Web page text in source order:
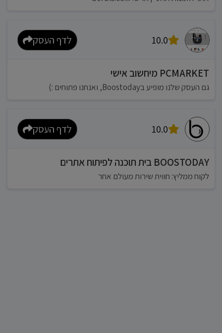
10.0 לדף העסק
PCMARKET מיחשוב אישי
גם העסק שלנו מופיע בBoostoday, ואנחנו פתוחים :)
10.0 לדף העסק
BOOSTODAY בית תוכנה לפיתוח אתרים
לקוח ממליץ: חווית שירות מעולם אחר